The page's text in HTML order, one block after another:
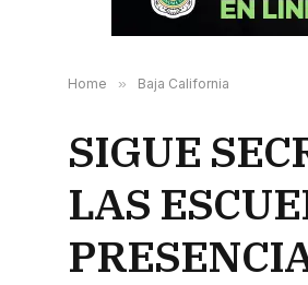
Home » Baja California
SIGUE
LAS